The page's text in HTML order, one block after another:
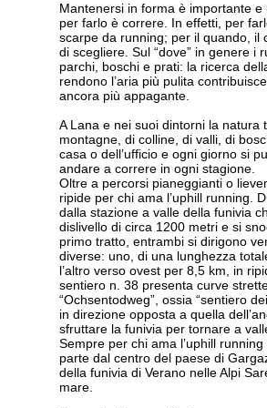
Mantenersi in forma è importante
per farlo è correre. In effetti, per
scarpe da running; per il quando, il
di scegliere. Sul “dove” in genere i
parchi, boschi e prati: la ricerca
rendono l’aria più pulita
ancora più appagante.
A Lana e nei suoi dintorni la natura
montagne, di colline, di valli, di
casa o dell’ufficio e ogni giorno si
andare a correre in ogni stagione.
Oltre a percorsi pianeggianti o
ripide per chi ama l’uphill running.
dalla stazione a valle della funivia
dislivello di circa 1200 metri e si
primo tratto, entrambi si dirigono
diverse: uno, di una lunghezza
l’altro verso ovest per 8,5 km, in
sentiero n. 38 presenta curve
“Ochsentodweg”, ossia “sentiero
in direzione opposta a quella
sfruttare la funivia per tornare a
Sempre per chi ama l’uphill
parte dal centro del paese di
della funivia di Verano nelle Alpi
mare.